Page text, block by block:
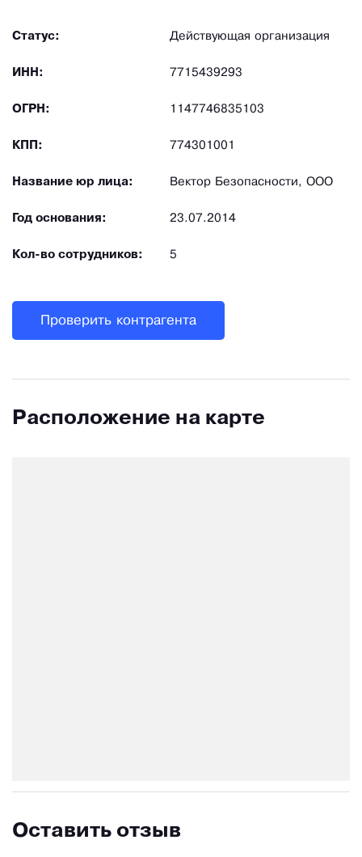
Статус: Действующая организация
ИНН: 7715439293
ОГРН: 1147746835103
КПП: 774301001
Название юр лица: Вектор Безопасности, ООО
Год основания: 23.07.2014
Кол-во сотрудников: 5
Проверить контрагента
Расположение на карте
Оставить отзыв